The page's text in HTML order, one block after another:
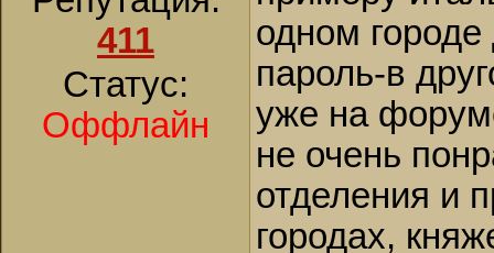
411
Статус:
Оффлайн
одном городе
пароль-в
уже на
не очень
отделения и
городах,